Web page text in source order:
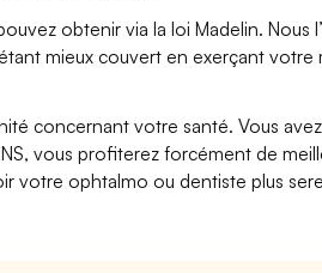
obtenir via la loi Madelin. Nous
mieux couvert en exerçant votre
concernant votre santé. Vous
vous profiterez forcément de
votre ophtalmo ou dentiste plus